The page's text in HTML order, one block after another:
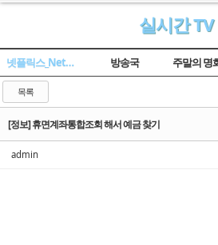
실시간 TV
넷플릭스_Netflix 방송국
목록
[정보] 휴면계좌통합조회 해서 예금 찾기
admin